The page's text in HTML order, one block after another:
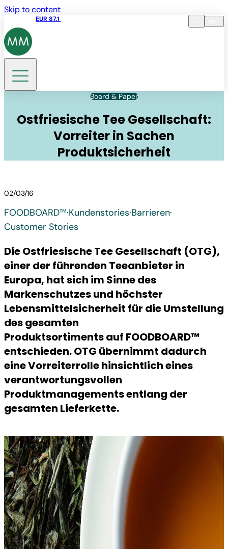
Skip to content
EUR 87.1
DE
Board & Paper
Ostfriesische Tee Gesellschaft:
Vorreiter in Sachen
Produktsicherheit
FOODBOARD™·Kundenstories·Barrieren·
Customer Stories
02/03/16
Die Ostfriesische Tee Gesellschaft (OTG),
einer der führenden Teeanbieter in
Europa, hat sich im Sinne des
Markenschutzes und höchster
Lebensmittelsicherheit für die Umstellung
des gesamten
Produktsortiments auf FOODBOARD™
entschieden. OTG übernimmt dadurch
eine Vorreiterrolle hinsichtlich eines
verantwortungsvollen
Produktmanagements entlang der
gesamten Lieferkette.